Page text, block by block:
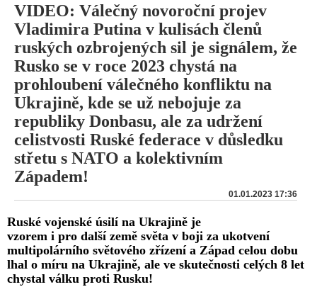
VIDEO: Válečný novoroční projev
Vladimira Putina v kulisách členů
ruských ozbrojených sil je signálem, že
Rusko se v roce 2023 chystá na
prohloubení válečného konfliktu na
Ukrajině, kde se už nebojuje za
republiky Donbasu, ale za udržení
celistvosti Ruské federace v důsledku
střetu s NATO a kolektivním
Západem!
01.01.2023 17:36
Ruské vojenské úsilí na Ukrajině je
vzorem i pro další země světa v boji za ukotvení
multipolárního světového zřízení a Západ celou dobu
lhal o míru na Ukrajině, ale ve skutečnosti celých 8 let
chystal válku proti Rusku!